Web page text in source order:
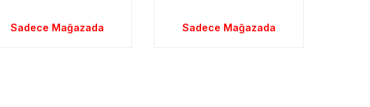
Sadece Mağazada Sadece Mağazada